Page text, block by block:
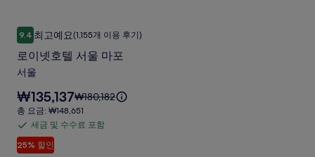
세
리
금
대
세
한
정
료
포
함
로
이
넷
호
텔
서
울
9.410점 만점 중 9.4점, 최고예요, (1,155개 이용 후기)
최고예요(1,155개 이용 후기)
로이넷호텔 서울 마포
서울
25% 할인
요
금
은
₩135,137
입
₩135,137요
금
은
₩180,182
총
요
금:
₩148,651
총 요금: ₩148,651
세
금
세금 및 수수료 포함
로이넷호텔 서울 마포